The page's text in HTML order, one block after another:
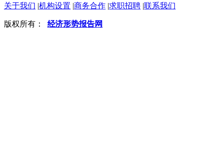
关于我们 |机构设置 |商务合作 |求职招聘 |联系我们
版权所有： 经济形势报告网